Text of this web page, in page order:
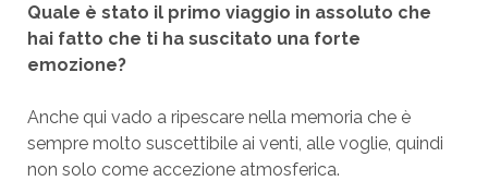
Quale è stato il primo viaggio in assoluto che
hai fatto che ti ha suscitato una forte
emozione?
Anche qui vado a ripescare nella memoria che è
sempre molto suscettibile ai venti, alle voglie, quindi
non solo come accezione atmosferica.